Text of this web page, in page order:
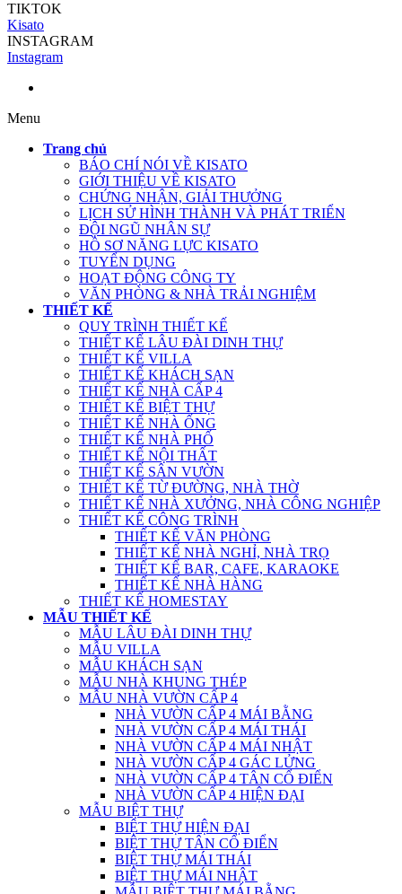
TIKTOK
Kisato
INSTAGRAM
Instagram
Menu
Trang chủ
BÁO CHÍ NÓI VỀ KISATO
GIỚI THIỆU VỀ KISATO
CHỨNG NHẬN, GIẢI THƯỞNG
LỊCH SỬ HÌNH THÀNH VÀ PHÁT TRIỂN
ĐỘI NGŨ NHÂN SỰ
HỒ SƠ NĂNG LỰC KISATO
TUYỂN DỤNG
HOẠT ĐỘNG CÔNG TY
VĂN PHÒNG & NHÀ TRẢI NGHIỆM
THIẾT KẾ
QUY TRÌNH THIẾT KẾ
THIẾT KẾ LÂU ĐÀI DINH THỰ
THIẾT KẾ VILLA
THIẾT KẾ KHÁCH SẠN
THIẾT KẾ NHÀ CẤP 4
THIẾT KẾ BIỆT THỰ
THIẾT KẾ NHÀ ỐNG
THIẾT KẾ NHÀ PHỐ
THIẾT KẾ NỘI THẤT
THIẾT KẾ SÂN VƯỜN
THIẾT KẾ TỪ ĐƯỜNG, NHÀ THỜ
THIẾT KẾ NHÀ XƯỞNG, NHÀ CÔNG NGHIỆP
THIẾT KẾ CÔNG TRÌNH
THIẾT KẾ VĂN PHÒNG
THIẾT KẾ NHÀ NGHỈ, NHÀ TRỌ
THIẾT KẾ BAR, CAFE, KARAOKE
THIẾT KẾ NHÀ HÀNG
THIẾT KẾ HOMESTAY
MẪU THIẾT KẾ
MẪU LÂU ĐÀI DINH THỰ
MẪU VILLA
MẪU KHÁCH SẠN
MẪU NHÀ KHUNG THÉP
MẪU NHÀ VƯỜN CẤP 4
NHÀ VƯỜN CẤP 4 MÁI BẰNG
NHÀ VƯỜN CẤP 4 MÁI THÁI
NHÀ VƯỜN CẤP 4 MÁI NHẬT
NHÀ VƯỜN CẤP 4 GÁC LỬNG
NHÀ VƯỜN CẤP 4 TÂN CỔ ĐIỂN
NHÀ VƯỜN CẤP 4 HIỆN ĐẠI
MẪU BIỆT THỰ
BIỆT THỰ HIỆN ĐẠI
BIỆT THỰ TÂN CỔ ĐIỂN
BIỆT THỰ MÁI THÁI
BIỆT THỰ MÁI NHẬT